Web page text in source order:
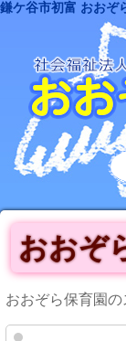
鎌ケ谷市初富 おおぞ
おおぞ
おおぞら保育園の